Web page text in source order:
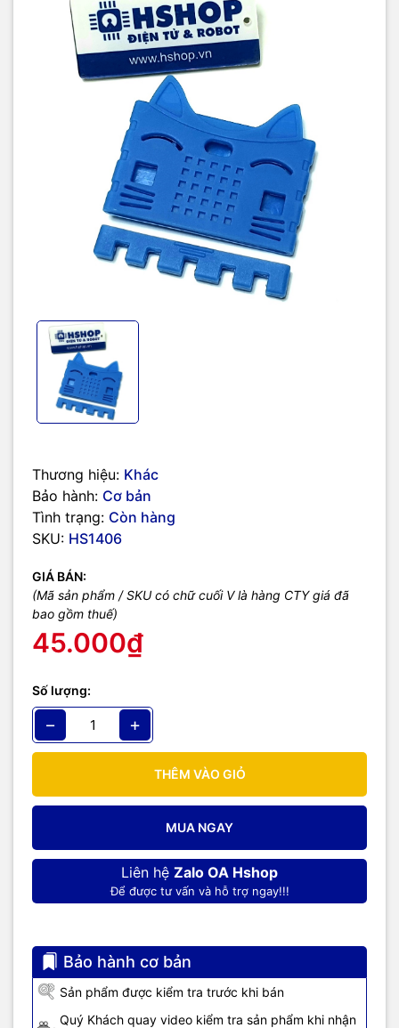
Thương hiệu: Khác
Bảo hành: Cơ bản
Tình trạng: Còn hàng
SKU: HS1406
GIÁ BÁN:
(Mã sản phẩm / SKU có chữ cuối V là hàng CTY giá đã
bao gồm thuế)
45.000₫
Số lượng:
− +
THÊM VÀO GIỎ
MUA NGAY
Liên hệ Zalo OA Hshop
Để được tư vấn và hỗ trợ ngay!!!
Bảo hành cơ bản
Sản phẩm được kiểm tra trước khi bán
Quý Khách quay video kiểm tra sản phẩm khi nhận
Hình ảnh lắp đặt với Micro:bit V1.5: